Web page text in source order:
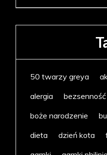
50 twarzy greya
alergia
bezsenność
boże narodzenie
dieta
dzień kota